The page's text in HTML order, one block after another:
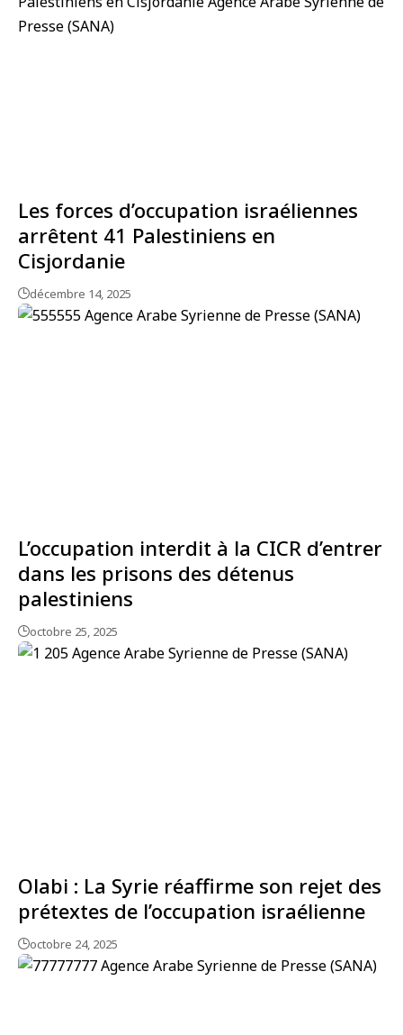
Les forces d’occupation israéliennes
arrêtent 41 Palestiniens en
Cisjordanie
décembre 14, 2025
L’occupation interdit à la CICR d’entrer
dans les prisons des détenus
palestiniens
octobre 25, 2025
Olabi : La Syrie réaffirme son rejet des
prétextes de l’occupation israélienne
octobre 24, 2025